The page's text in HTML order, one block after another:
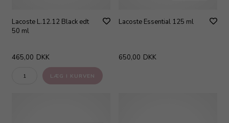
Lacoste L.12.12 Black edt
50 ml
465,00 DKK
Lacoste Essential 125 ml
650,00 DKK